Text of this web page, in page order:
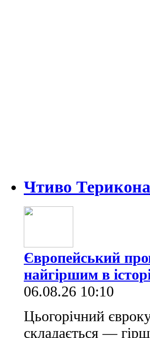
Чтиво Терикона
Європейський
найгіршим в
06.08.26 10:10
Цьогорічний
складається —